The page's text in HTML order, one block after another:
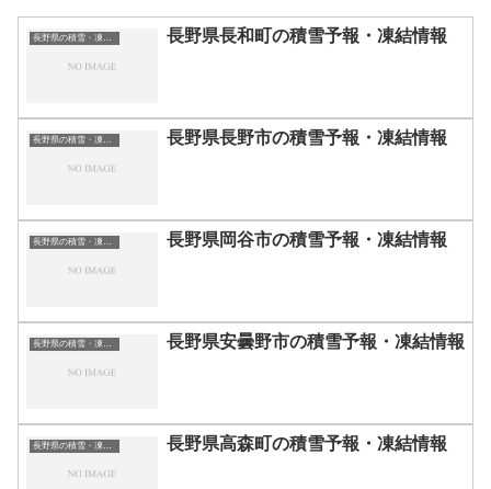
長野県の積雪・凍結情報 長野県長和町の積雪予報・凍結情報
長野県の積雪・凍結情報 長野県長野市の積雪予報・凍結情報
長野県の積雪・凍結情報 長野県岡谷市の積雪予報・凍結情報
長野県の積雪・凍結情報 長野県安曇野市の積雪予報・凍結情報
長野県の積雪・凍結情報 長野県高森町の積雪予報・凍結情報